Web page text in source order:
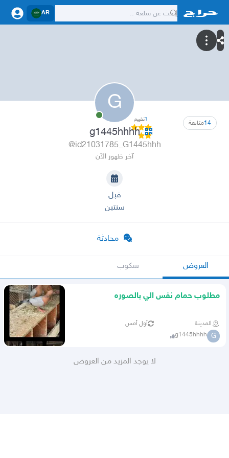
AR
G
14متابعة 1تقييم
g1445hhhh
@id21031785_G1445hhh
آخر ظهور الآن
قبل
سنتين
محادثة
العروض سكوب
مطلوب حمام نفس الي بالصوره
المدينة أول أمس
G
g1445hhhh
لا يوجد المزيد من العروض